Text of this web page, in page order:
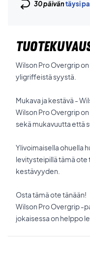
30 päiväntäysi
Wilson Pro Overgrip
yligriffeistä syystä.
Mukava ja kestävä -
Wilson Pro Overgrip
sekä mukavuutta että
Ylivoimaisella ohuella
levitysteipillä tämä ote
kestävyyden.
Osta tämä ote tänään!
Wilson Pro Overgrip -
jokaisessa on helppo